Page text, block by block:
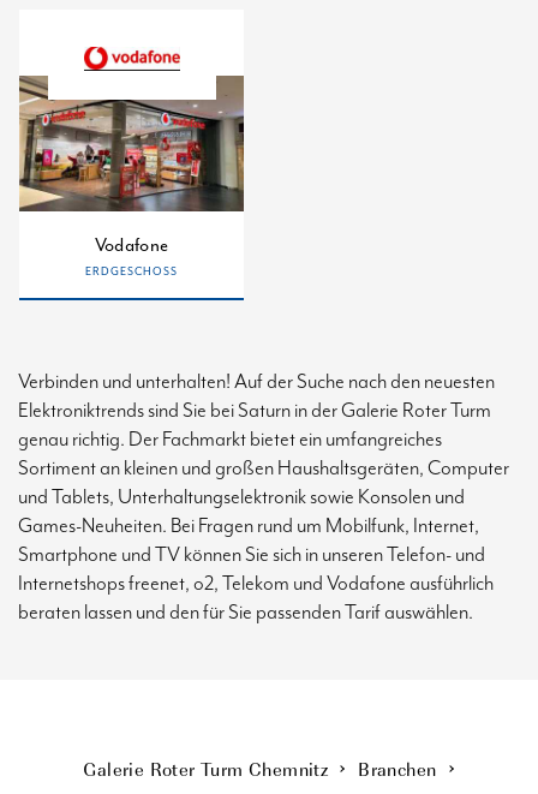
Vodafone
ERDGESCHOSS
Verbinden und unterhalten! Auf der Suche nach den neuesten
Elektroniktrends sind Sie bei Saturn in der Galerie Roter Turm
genau richtig. Der Fachmarkt bietet ein umfangreiches
Sortiment an kleinen und großen Haushaltsgeräten, Computer
und Tablets, Unterhaltungselektronik sowie Konsolen und
Games-Neuheiten. Bei Fragen rund um Mobilfunk, Internet,
Smartphone und TV können Sie sich in unseren Telefon- und
Internetshops freenet, o2, Telekom und Vodafone ausführlich
beraten lassen und den für Sie passenden Tarif auswählen.
Galerie Roter Turm Chemnitz
Branchen